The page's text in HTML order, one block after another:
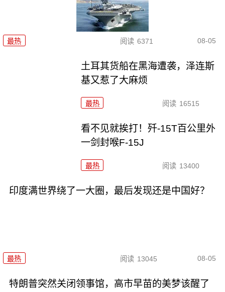
最热 阅读 6371 08-05
土耳其货船在黑海遭袭，泽连斯
基又惹了大麻烦
最热 阅读 16515
看不见就挨打！歼-15T百公里外
一剑封喉F-15J
最热 阅读 13400
印度满世界绕了一大圈，最后发现还是中国好？
最热 阅读 13045 08-05
特朗普突然关闭领事馆，高市早苗的美梦该醒了